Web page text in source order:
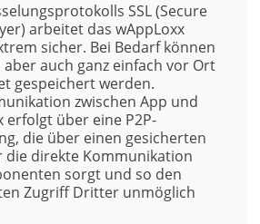
SSL (Secure
arbeitet das wAppLoxx
sicher. Bei Bedarf können
aber auch ganz einfach vor Ort
gespeichert werden.
zwischen App und
erfolgt über eine P2P-
die über einen gesicherten
die direkte Kommunikation
sorgt und so den
Zugriff Dritter unmöglich